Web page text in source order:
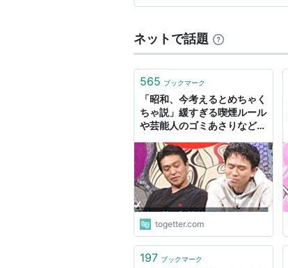
ネットで話題
565 ブックマーク
「昭和、今考えるとめちゃく
ちゃ説」緩すぎる喫煙ルール
や芸能人のゴミあさりなど野
日のダウンタウン
togetter.com
197 ブックマーク